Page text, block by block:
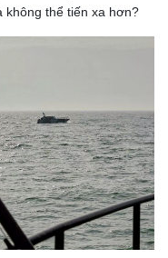
không thể tiến xa hơn?